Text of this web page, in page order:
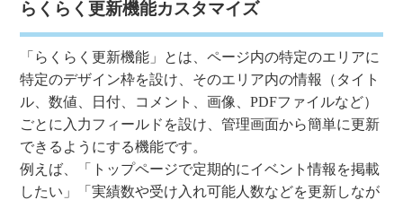
らくらく更新機能カスタマイズ
「らくらく更新機能」とは、ページ内の特定のエリアに
特定のデザイン枠を設け、そのエリア内の情報（タイト
ル、数値、日付、コメント、画像、PDFファイルなど）
ごとに入力フィールドを設け、管理画面から簡単に更新
できるようにする機能です。
例えば、「トップページで定期的にイベント情報を掲載
したい」「実績数や受け入れ可能人数などを更新しなが